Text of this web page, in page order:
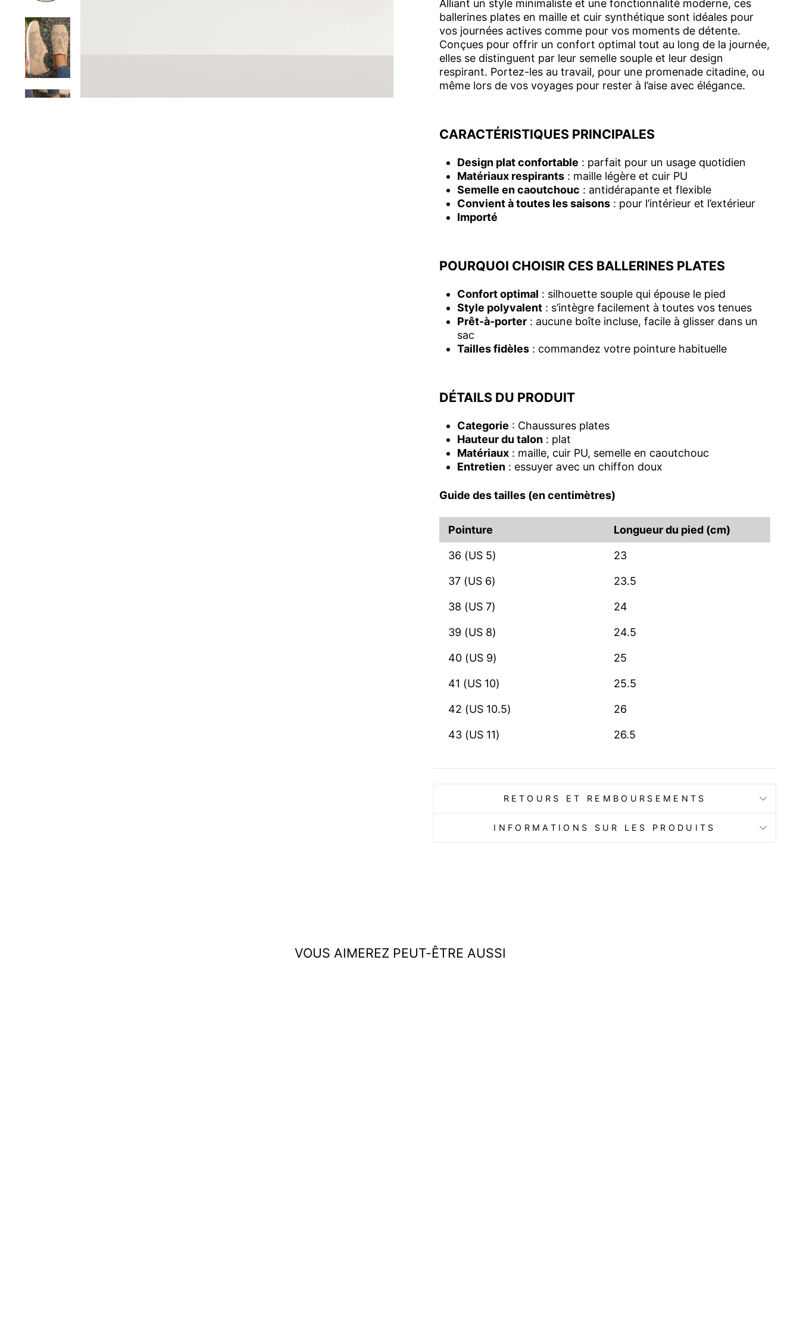
Alliant un style minimaliste et une fonctionnalité moderne, ces
ballerines plates en maille et cuir synthétique sont idéales pour
vos journées actives comme pour vos moments de détente.
Conçues pour offrir un confort optimal tout au long de la journée,
elles se distinguent par leur semelle souple et leur design
respirant. Portez-les au travail, pour une promenade citadine, ou
même lors de vos voyages pour rester à l’aise avec élégance.
CARACTÉRISTIQUES PRINCIPALES
Design plat confortable : parfait pour un usage quotidien
Matériaux respirants : maille légère et cuir PU
Semelle en caoutchouc : antidérapante et flexible
Convient à toutes les saisons : pour l’intérieur et l’extérieur
Importé
POURQUOI CHOISIR CES BALLERINES PLATES
Confort optimal : silhouette souple qui épouse le pied
Style polyvalent : s’intègre facilement à toutes vos tenues
Prêt-à-porter : aucune boîte incluse, facile à glisser dans un
sac
Tailles fidèles : commandez votre pointure habituelle
DÉTAILS DU PRODUIT
Categorie : Chaussures plates
Hauteur du talon : plat
Matériaux : maille, cuir PU, semelle en caoutchouc
Entretien : essuyer avec un chiffon doux
Guide des tailles (en centimètres)
Pointure Longueur du pied (cm)
36 (US 5) 23
37 (US 6) 23.5
38 (US 7) 24
39 (US 8) 24.5
40 (US 9) 25
41 (US 10) 25.5
42 (US 10.5) 26
43 (US 11) 26.5
RETOURS ET REMBOURSEMENTS
INFORMATIONS SUR LES PRODUITS
VOUS AIMEREZ PEUT-ÊTRE AUSSI